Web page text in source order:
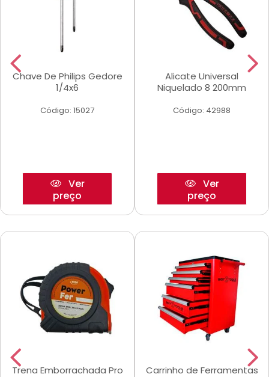
Chave De Philips Gedore
1/4x6
Código: 15027
Ver
preço
Alicate Universal
Niquelado 8 200mm
Código: 42988
Ver
preço
Trena Emborrachada Pro
Carrinho de Ferramentas